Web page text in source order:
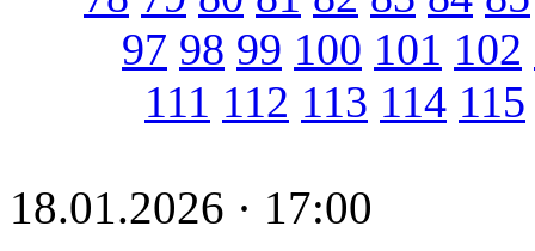
97 98 99 100 101 102
111 112 113 114 115
18.01.2026 · 17:00